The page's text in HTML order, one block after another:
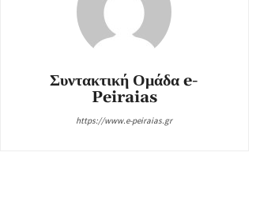
Συντακτική Ομάδα e-
Peiraias
https://www.e-peiraias.gr